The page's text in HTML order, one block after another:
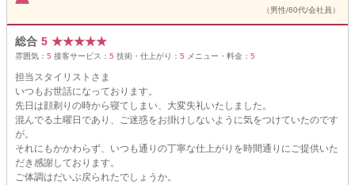
（男性/60代/会社員）
総合 5 ★★★★★
雰囲気： 5 接客サービス： 5 技術・仕上がり： 5 メニュー・料金： 5
担当スタイリストさま
いつもお世話になっております。
先日は顔剃りの時から寝てしまい、大変失礼いたしました。
混んでる土曜日であり、ご迷惑をお掛けしないように気をつけていたのです
が。
それにもかかわらず、いつも通りの丁寧な仕上がりを時間通りにご提供いた
だき感謝しております。
ご体調はだいぶ戻られたでしょうか。